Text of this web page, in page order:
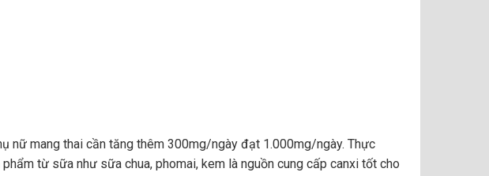
nữ mang thai cần tăng thêm 300mg/ngày đạt 1.000mg/ngày. Thực
từ sữa như sữa chua, phomai, kem là nguồn cung cấp canxi tốt cho